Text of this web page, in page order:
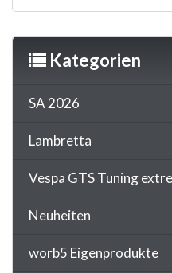
Kategorien
SA 2026
Lambretta
Vespa GTS Tuning
Neuheiten
worb5 Eigenprodukte